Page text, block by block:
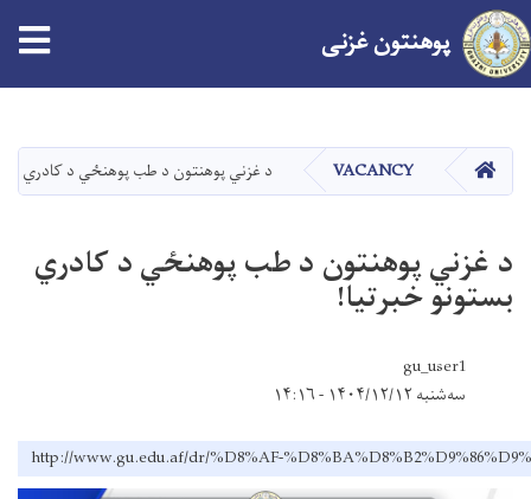
main
content
پوهنتونغزنی
صفحه اصلیVACANCY د غزني پوهنتون د طب پوهنځي د کادري
د غزني پوهنتون د طب پوهنځي د کادري
بستونو خبرتیا!
gu_user1
سه‌شنبه ۱۴۰۴/۱۲/۱۲ - ۱۴:۱۶
http://www.gu.edu.af/dr/%D8%AF-